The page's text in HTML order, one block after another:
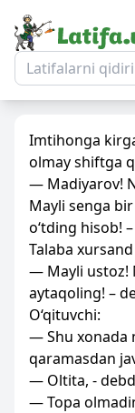
Imtihonga
olmay shiftga
— Madiyarov!
Mayli senga
o‘tding hisob!
Talaba xursand
— Mayli ustoz!
aytaqoling! –
O‘qituvchi:
— Shu xonada
qaramasdan
— Oltita, -
— Topa